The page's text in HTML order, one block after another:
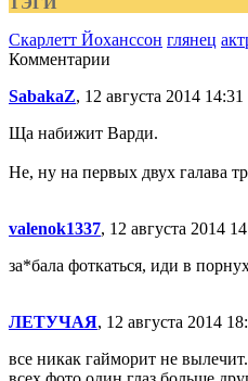
Скарлетт Йоханссон глянец
Комментарии
SabakaZ, 12 августа 2014 14:31
Ща набижит Варди.
Не, ну на первых двух галава
valenok1337, 12 августа 2014
за*бала фоткаться, иди в
ЛЕТУЧАЯ, 12 августа 2014
все никак гайморит не